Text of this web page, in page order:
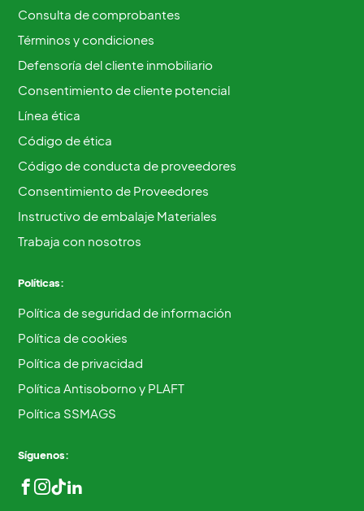
Consulta de comprobantes
Términos y condiciones
Defensoría del cliente inmobiliario
Consentimiento de cliente potencial
Línea ética
Código de ética
Código de conducta de proveedores
Consentimiento de Proveedores
Instructivo de embalaje Materiales
Trabaja con nosotros
Políticas:
Política de seguridad de información
Política de cookies
Política de privacidad
Política Antisoborno y PLAFT
Política SSMAGS
Síguenos: